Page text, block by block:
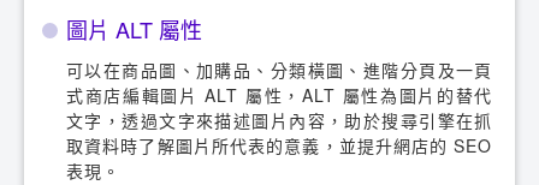
圖片 ALT 屬性
可以在商品圖、加購品、分類橫圖、進階分頁及一頁
式商店編輯圖片 ALT 屬性，ALT 屬性為圖片的替代
文字，透過文字來描述圖片內容，助於搜尋引擎在抓
取資料時了解圖片所代表的意義，並提升網店的 SEO
表現。